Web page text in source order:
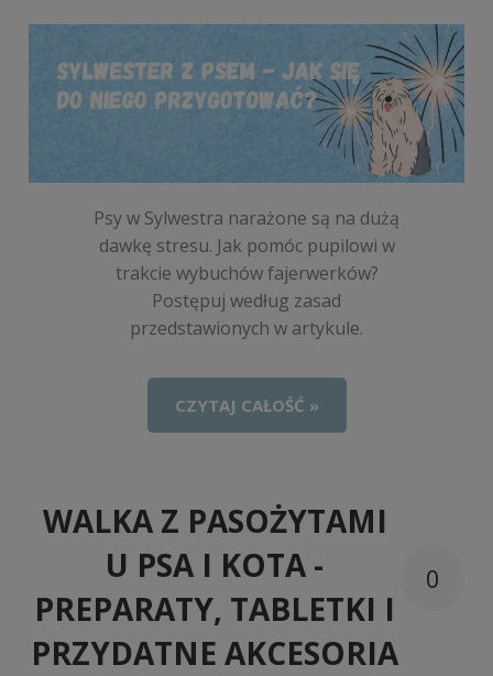
Psy w Sylwestra narażone są na dużą
dawkę stresu. Jak pomóc pupilowi w
trakcie wybuchów fajerwerków?
Postępuj według zasad
przedstawionych w artykule.
CZYTAJ CAŁOŚĆ »
WALKA Z PASOŻYTAMI
U PSA I KOTA -
PREPARATY, TABLETKI I
PRZYDATNE AKCESORIA
0